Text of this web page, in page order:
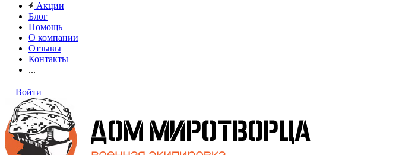
Акции
Блог
Помощь
О компании
Отзывы
Контакты
...
Войти